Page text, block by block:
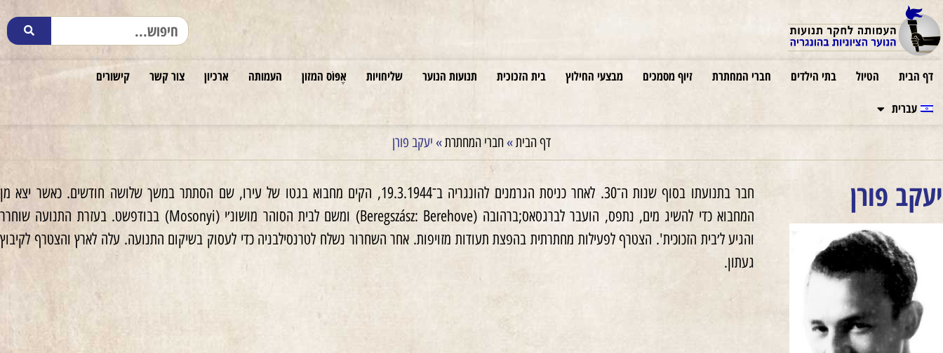
דף הבית הטיול בתי הילדים חברי המחתרת זיוף מסמכים מבצעי החילוץ בית הזכוכית תנועות הנוער שליחויות אֶפּוֹס המזון העמותה ארכיון צור קשר
קישורים
עברית
דף הבית»חברי המחתרת» יעקב פורן
יעקב פורן
חבר בתנועתו בסוף שנות ה־30. לאחר כניסת הגרמנים להונגריה ב־19.3.1944, הקים מחבוא בגטו של עירו, שם הסתתר במשך שלושה חודשים. כאשר יצא מן
המחבוא כדי להשיג מים, נתפס, הועבר לברגסאס;ברהובה (Beregszász: Berehove) ומשם לבית הסוהר מושונ׳י (Mosonyi) בבודפשט. בעזרת התנועה שוחרר
והגיע ל׳בית הזכוכית'. הצטרף לפעילות מחתרתית בהפצת תעודות מזויפות. אחר השחרור נשלח לטרנסילבניה כדי לעסוק בשיקום התנועה. עלה לארץ והצטרף לקיבוץ
געתון.